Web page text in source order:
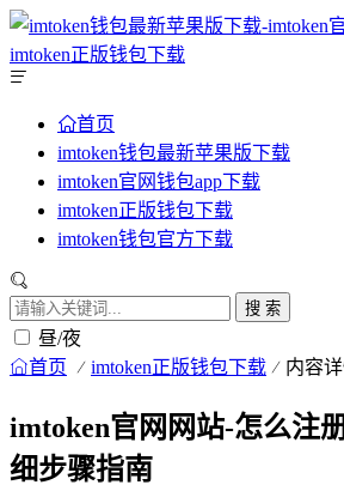
首页
imtoken钱包最新苹果版下载
imtoken官网钱包app下载
imtoken正版钱包下载
imtoken钱包官方下载
搜 索
昼/夜
首页 imtoken正版钱包下载 内容
imtoken官网网站-怎么注
细步骤指南